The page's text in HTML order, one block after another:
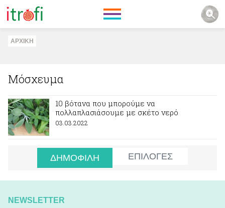
ΑΡΧΙΚΗ
Μόσχευμα
10 βότανα που μπορούμε να
πολλαπλασιάσουμε με σκέτο νερό
03.03.2022
ΔΗΜΟΦΙΛΗ ΕΠΙΛΟΓΕΣ
NEWSLETTER